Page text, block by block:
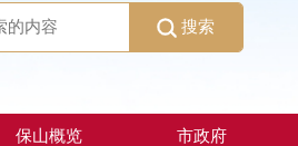
搜索
保山概览 市政府